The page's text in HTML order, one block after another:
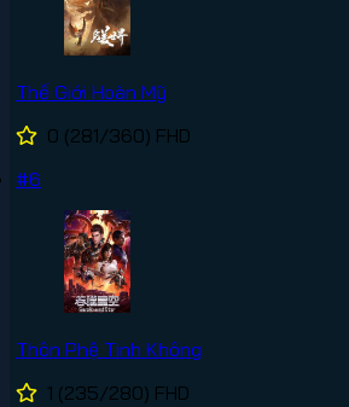
Thế Giới Hoàn Mỹ
0 (281/360) FHD
#6
Thôn Phệ Tinh Không
1 (235/280) FHD